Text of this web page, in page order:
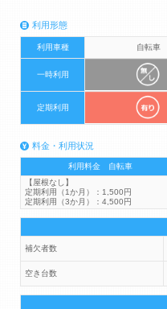
利用形態
利用車種 自転車
一時利用
定期利用
料金・利用状況
利用料金 自転車
【屋根なし】
定期利用（1か月）：1,500円
定期利用（3か月）：4,500円
補欠者数
空き台数